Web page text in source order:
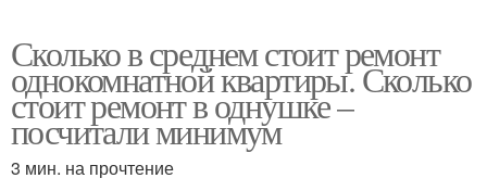
Сколько в среднем стоит ремонт
однокомнатной квартиры. Сколько
стоит ремонт в однушке –
посчитали минимум
3 мин. на прочтение